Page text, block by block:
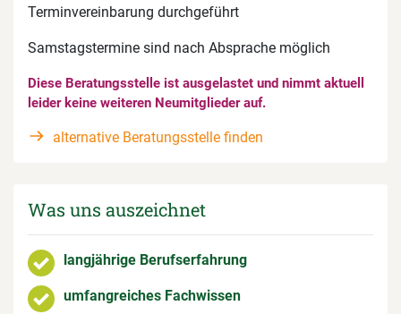
Terminvereinbarung durchgeführt
Samstagstermine sind nach Absprache möglich
Diese Beratungsstelle ist ausgelastet und nimmt aktuell
leider keine weiteren Neumitglieder auf.
alternative Beratungsstelle finden
Was uns auszeichnet
langjährige Berufserfahrung
umfangreiches Fachwissen